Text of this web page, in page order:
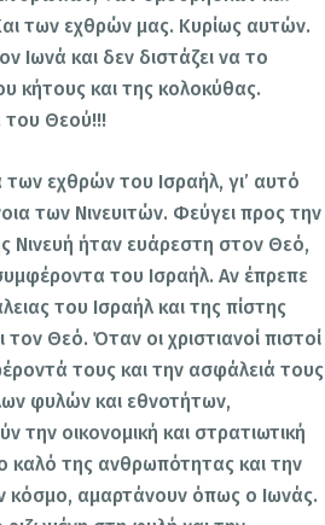
των εχθρών μας. Κυρίως αυτών.
Ιωνά και δεν διστάζει να το
κήτους και της κολοκύθας.
του Θεού!!!
εχθρών του Ισραήλ, γι’ αυτό
των Νινευιτών. Φεύγει προς την
Νινευή ήταν ευάρεστη στον Θεό,
του Ισραήλ. Αν έπρεπε
του Ισραήλ και της πίστης
Θεό. Όταν οι χριστιανοί πιστοί
τους και την ασφάλειά τους
φυλών και εθνοτήτων,
την οικονομική και στρατιωτική
της ανθρωπότητας και την
αμαρτάνουν όπως ο Ιωνάς.